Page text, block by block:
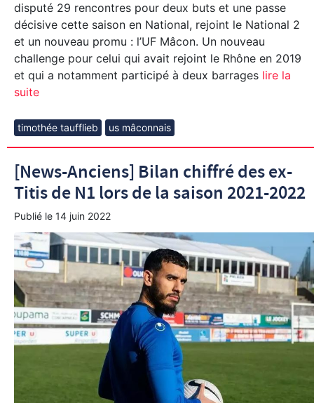
disputé 29 rencontres pour deux buts et une passe
décisive cette saison en National, rejoint le National 2
et un nouveau promu : l’UF Mâcon. Un nouveau
challenge pour celui qui avait rejoint le Rhône en 2019
et qui a notamment participé à deux barrages lire la
suite
timothée taufflieb us mâconnais
[News-Anciens] Bilan chiffré des ex-
Titis de N1 lors de la saison 2021-2022
Publié le 14 juin 2022